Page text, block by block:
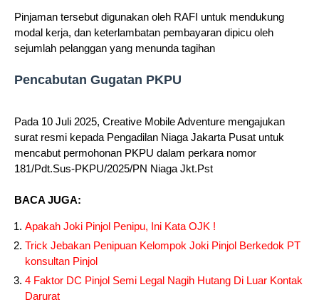
Pinjaman tersebut digunakan oleh RAFI untuk mendukung
modal kerja, dan keterlambatan pembayaran dipicu oleh
sejumlah pelanggan yang menunda tagihan
Pencabutan Gugatan PKPU
Pada 10 Juli 2025, Creative Mobile Adventure mengajukan
surat resmi kepada Pengadilan Niaga Jakarta Pusat untuk
mencabut permohonan PKPU dalam perkara nomor
181/Pdt.Sus‑PKPU/2025/PN Niaga Jkt.Pst
BACA JUGA:
Apakah Joki Pinjol Penipu, Ini Kata OJK !
Trick Jebakan Penipuan Kelompok Joki Pinjol Berkedok PT
konsultan Pinjol
4 Faktor DC Pinjol Semi Legal Nagih Hutang Di Luar Kontak
Darurat